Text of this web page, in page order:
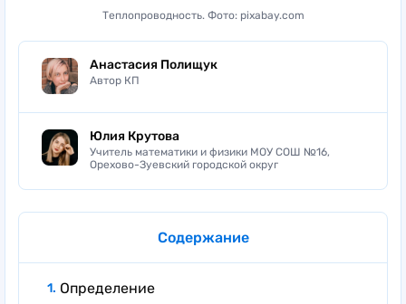
Теплопроводность. Фото: pixabay.com
Анастасия Полищук
Автор КП
Юлия Крутова
Учитель математики и физики МОУ СОШ №16,
Орехово-Зуевский городской округ
Содержание
Определение